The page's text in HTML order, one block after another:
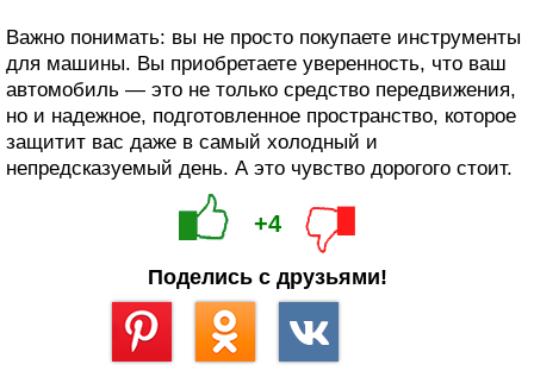
Важно понимать: вы не просто покупаете инструменты
для машины. Вы приобретаете уверенность, что ваш
автомобиль — это не только средство передвижения,
но и надежное, подготовленное пространство, которое
защитит вас даже в самый холодный и
непредсказуемый день. А это чувство дорогого стоит.
+4
Поделись с друзьями!